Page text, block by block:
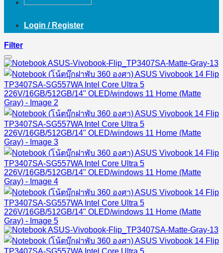
Login / Register
Filter